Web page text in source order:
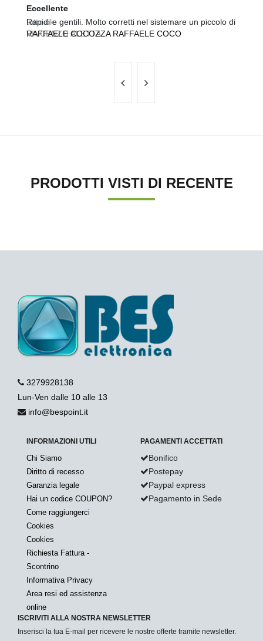
Eccellente
tutto ok
VINCENZO ALETTA
Eccellente
Rapidi e gentili. Molto corretti nel sistemare un piccolo di
RAFFAELE COCOZZA RAFFAELE COCO
PRODOTTI VISTI DI RECENTE
3279928138
Lun-Ven dalle 10 alle 13
info@bespoint.it
INFORMAZIONI UTILI
Chi Siamo
Diritto di recesso
Garanzia legale
Hai un codice COUPON?
Come raggiungerci
Cookies
Cookies
Richiesta Fattura -
Scontrino
Informativa Privacy
Area resi ed assistenza
online
PAGAMENTI ACCETTATI
Bonifico
Postepay
Paypal express
Pagamento in Sede
ISCRIVITI ALLA NOSTRA NEWSLETTER
Inserisci la tua E-mail per ricevere le nostre offerte tramite newsletter.